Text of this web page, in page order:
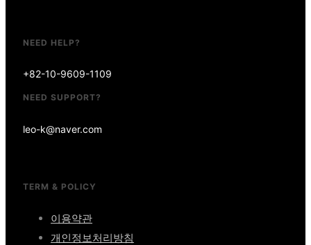
NEED HELP?
+82-10-9609-1109
NEED SUPPORT?
leo-k@naver.com
TERM & POLICY
이용약관
개인정보처리방침